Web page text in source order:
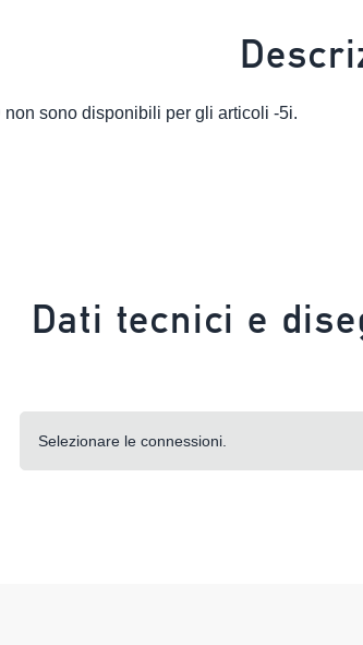
sono disponibili per gli articoli -5i.
Dati tecnici e
Selezionare le connessioni.